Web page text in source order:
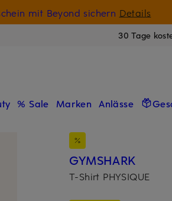
mit Beyond sichern Details
30 Tage
% Sale Marken Anlässe
GYMSHARK
T-Shirt PHYSIQUE